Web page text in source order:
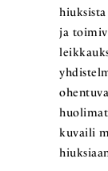
ja
kuvaili